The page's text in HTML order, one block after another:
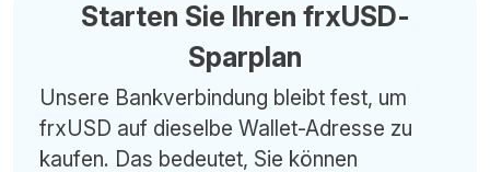
Starten Sie Ihren frxUSD-
Sparplan
Unsere Bankverbindung bleibt fest, um
frxUSD auf dieselbe Wallet-Adresse zu
kaufen. Das bedeutet, Sie können